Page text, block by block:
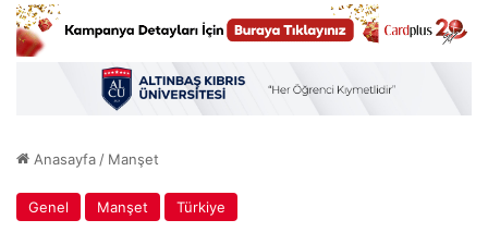
Anasayfa/ Manşet
Genel Manşet Türkiye